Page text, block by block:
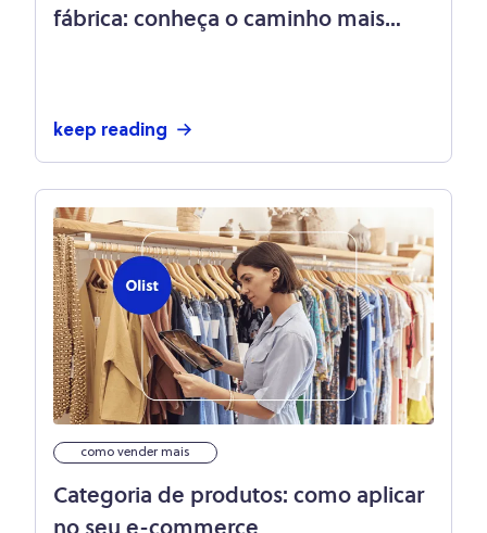
fábrica: conheça o caminho mais
keep reading
como vender mais
Categoria de produtos: como aplicar